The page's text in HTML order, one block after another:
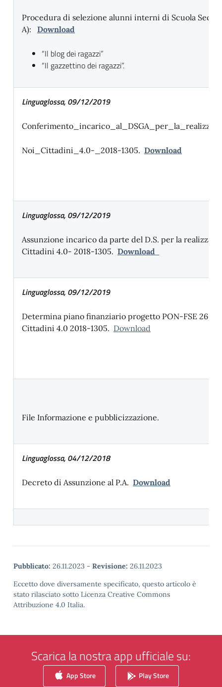
Procedura di selezione alunni interni di Scuola Sec.
A): Download
“Il blog dei ragazzi”
“Il gazzettino dei ragazzi”.
Linguaglossa, 09/12/2019
Noi_Cittadini_4.0-_2018-1305. Download
Linguaglossa, 09/12/2019
Assunzione incarico da parte del D.S. per la
Cittadini 4.0- 2018-1305. Download
Linguaglossa, 09/12/2019
Determina piano finanziario progetto PON-FSE
Cittadini 4.0 2018-1305. Download
File Informazione e pubblicizzazione.
Linguaglossa, 04/12/2018
Decreto di Assunzione al P.A. Download
Pubblicato: 26.11.2023 - Revisione: 26.11.2023
Eccetto dove diversamente specificato, questo articolo è
stato rilasciato sotto Licenza Creative Commons
Attribuzione 4.0 Italia.
Scarica la nostra app ufficiale su:
App Store Play Store